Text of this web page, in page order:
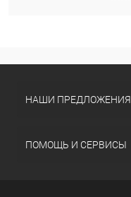
НАШИ ПРЕДЛОЖЕНИЯ
ПОМОЩЬ И СЕРВИСЫ